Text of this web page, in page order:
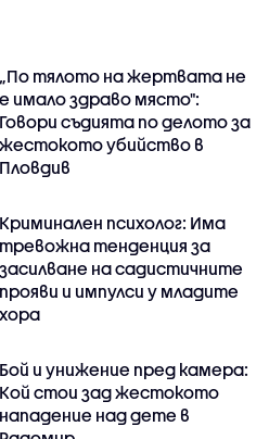
„По тялото на жертвата не
е имало здраво място":
Говори съдията по делото за
жестокото убийство в
Пловдив
Криминален психолог: Има
тревожна тенденция за
засилване на садистичните
прояви и импулси у младите
хора
Бой и унижение пред камера:
Кой стои зад жестокото
нападение над дете в